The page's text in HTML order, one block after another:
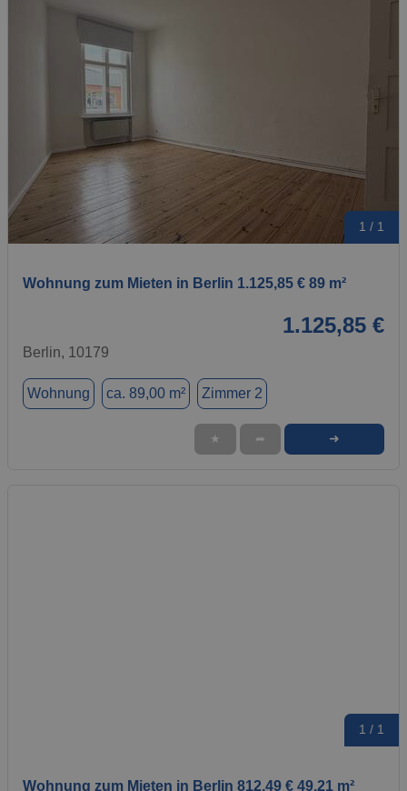
1 / 1
Wohnung zum Mieten in Berlin 1.125,85 € 89 m²
1.125,85 €
Berlin, 10179
Wohnung ca. 89,00 m² Zimmer 2
★ ➦ ➜
1 / 1
Wohnung zum Mieten in Berlin 812,49 € 49.21 m²